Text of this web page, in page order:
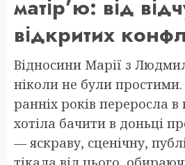
матір’ю: від
відкритих
Відносини Марії з
ніколи не були простими.
ранніх років переросла
хотіла бачити в доньці
— яскраву, сценічну,